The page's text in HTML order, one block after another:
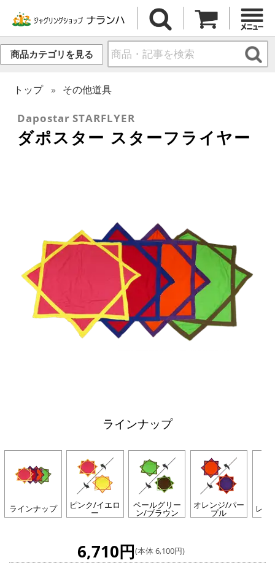
商品カテゴリを見る
トップ その他道具
Dapostar STARFLYER
ダポスター スターフライヤー
ラインナップ
ラインナップ ピンク/イエロ
ー
ペールグリー
ン/ブラウン
オレンジ/パー
プル レッ
6,710円(本体 6,100円)